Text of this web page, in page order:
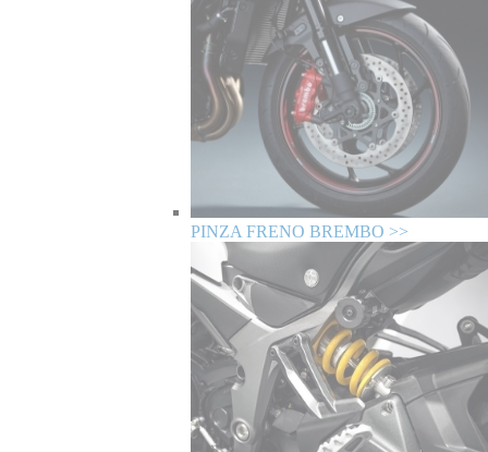
PINZA FRENO BREMBO >>